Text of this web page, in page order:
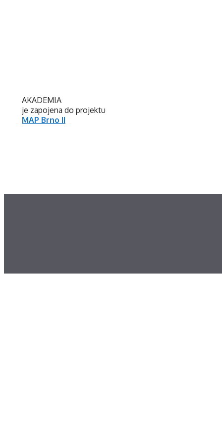
AKADEMIA
je zapojena do projektu
MAP Brno II